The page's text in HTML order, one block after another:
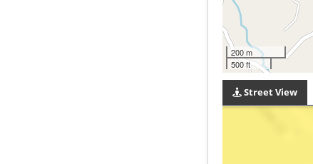
200 m
500 ft
Street View